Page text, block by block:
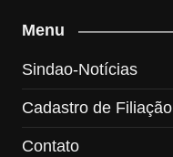
Menu
Sindao-Notícias
Cadastro de Filiação
Contato